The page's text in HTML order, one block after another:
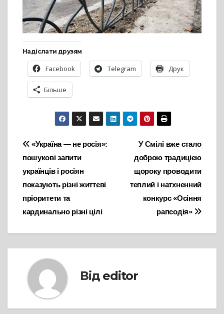
Надіслати друзям
Facebook Telegram Друк
Більше
Навігація
записів
У Смілі вже стало
доброю традицією
щороку проводити
теплий і натхненний
конкурс «Осіння
рапсодія»
«Україна — не росія»:
пошукові запити
українців і росіян
показують різні життєві
пріоритети та
кардинально різні цілі
Від editor